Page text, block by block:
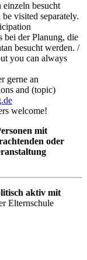
besucht
visited separately.
bei der Planung, die
besucht werden. /
you can always
gerne an
and (topic)
welcome!
mit
oder
aktiv mit
Elternschule